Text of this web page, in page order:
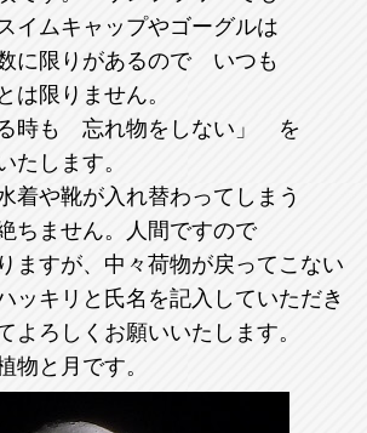
ムキャップやゴーグルは
に限りがあるので いつも
は限りません。
時も 忘れ物をしない」 を
たします。
着や靴が入れ替わってしまう
ません。人間ですので
ますが、中々荷物が戻ってこない
ッキリと氏名を記入していただき
よろしくお願いいたします。
物と月です。